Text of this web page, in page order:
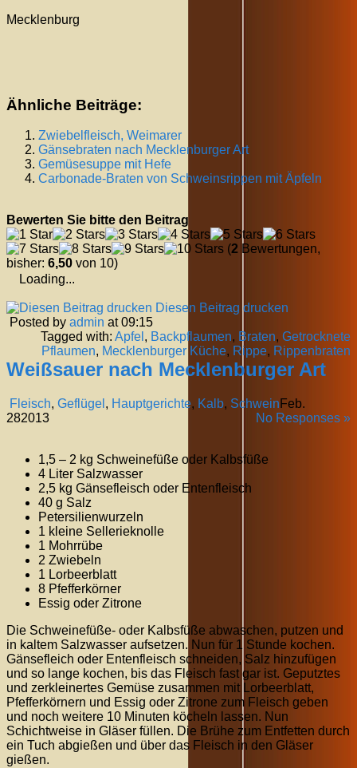
Mecklenburg
Ähnliche Beiträge:
Zwiebelfleisch, Weimarer
Gänsebraten nach Mecklenburger Art
Gemüsesuppe mit Hefe
Carbonade-Braten von Schweinsrippen mit Äpfeln
Bewerten Sie bitte den Beitrag
(2 Bewertungen,
bisher: 6,50 von 10)
Loading...
Diesen Beitrag drucken
Posted by admin at 09:15
Tagged with: Apfel , Backpflaumen, Braten, Getrocknete
Pflaumen, Mecklenburger Küche, Rippe, Rippenbraten
Weißsauer nach Mecklenburger Art
Fleisch, Geflügel , Hauptgerichte, Kalb, Schwein
No Responses »
Feb.
282013
1,5 – 2 kg Schweinefüße oder Kalbsfüße
4 Liter Salzwasser
2,5 kg Gänsefleisch oder Entenfleisch
40 g Salz
Petersilienwurzeln
1 kleine Sellerieknolle
1 Mohrrübe
2 Zwiebeln
1 Lorbeerblatt
8 Pfefferkörner
Essig oder Zitrone
Die Schweinefüße- oder Kalbsfüße abwaschen, putzen und
in kaltem Salzwasser aufsetzen. Nun für 1 Stunde kochen.
Gänsefleich oder Entenfleisch schneiden, Salz hinzufügen
und so lange kochen, bis das Fleisch fast gar ist. Geputztes
und zerkleinertes Gemüse zusammen mit Lorbeerblatt,
Pfefferkörnern und Essig oder Zitrone zum Fleisch geben
und noch weitere 10 Minuten köcheln lassen. Nun
Schichtweise in Gläser füllen. Die Brühe zum Entfetten durch
ein Tuch abgießen und über das Fleisch in den Gläser
gießen.